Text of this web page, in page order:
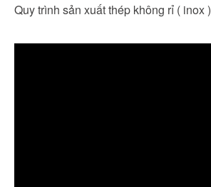
Quy trình sản xuất thép không rỉ ( inox )